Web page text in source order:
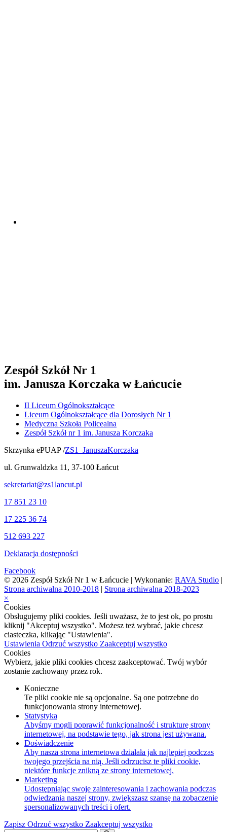
Zespół Szkół Nr 1
im. Janusza Korczaka w Łańcucie
II Liceum Ogólnokształcące
Liceum Ogólnokształcące dla Dorosłych Nr 1
Medyczna Szkoła Policealna
Zespół Szkół nr 1 im. Janusza Korczaka
Skrzynka ePUAP /ZS1_JanuszaKorczaka
ul. Grunwaldzka 11, 37-100 Łańcut
sekretariat@zs1lancut.pl
17 851 23 10
17 225 36 74
512 693 227
Deklaracja dostępności
Facebook
© 2026 Zespół Szkół Nr 1 w Łańcucie | Wykonanie: RAVA Studio |
Strona archiwalna 2010-2018 | Strona archiwalna 2018-2023
×
Cookies
Obsługujemy pliki cookies. Jeśli uważasz, że to jest ok, po prostu
kliknij "Akceptuj wszystko". Możesz też wybrać, jakie chcesz
ciasteczka, klikając "Ustawienia".
Ustawienia Odrzuć wszystko Zaakceptuj wszystko
Cookies
Wybierz, jakie pliki cookies chcesz zaakceptować. Twój wybór
zostanie zachowany przez rok.
Konieczne
Te pliki cookie nie są opcjonalne. Są one potrzebne do
funkcjonowania strony internetowej.
Statystyka
Abyśmy mogli poprawić funkcjonalność i strukturę strony
internetowej, na podstawie tego, jak strona jest używana.
Doświadczenie
Aby nasza strona internetowa działała jak najlepiej podczas
twojego przejścia na nią. Jeśli odrzucisz te pliki cookie,
niektóre funkcje znikną ze strony internetowej.
Marketing
Udostępniając swoje zainteresowania i zachowania podczas
odwiedzania naszej strony, zwiększasz szansę na zobaczenie
spersonalizowanych treści i ofert.
Zapisz Odrzuć wszystko Zaakceptuj wszystko